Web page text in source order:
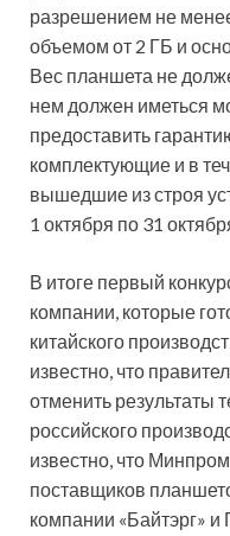
разрешением не
объемом от 2 ГБ и
Вес планшета не
нем должен иметься
предоставить
комплектующие и в
вышедшие из строя
1 октября по 31
В итоге первый
компании, которые
китайского
известно, что
отменить результаты
российского
известно, что
поставщиков
компании «Байтэрг»